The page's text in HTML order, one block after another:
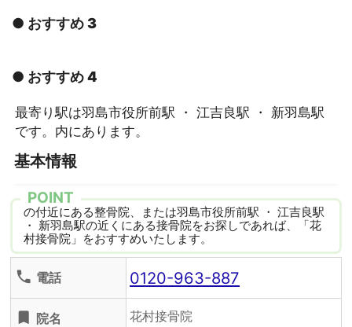
● おすすめ 3
● おすすめ 4
最寄り駅は羽島市役所前駅 ・ 江吉良駅 ・ 新羽島駅
です。内にあります。
基本情報
POINT
の付近にある整骨院、または羽島市役所前駅 ・ 江吉良駅
・ 新羽島駅の近くにある接骨院をお探しであれば、「花
村接骨院」をおすすめいたします。
phone 電話 0120-963-887
turned_in 院名 花村接骨院